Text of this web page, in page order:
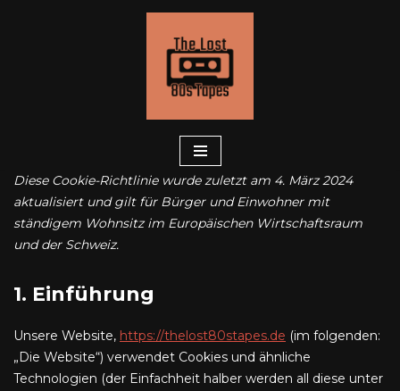
Diese Cookie-Richtlinie wurde zuletzt am 4. März 2024
aktualisiert und gilt für Bürger und Einwohner mit
ständigem Wohnsitz im Europäischen Wirtschaftsraum
und der Schweiz.
1. Einführung
Unsere Website, https://thelost80stapes.de (im folgenden:
„Die Website“) verwendet Cookies und ähnliche
Technologien (der Einfachheit halber werden all diese unter